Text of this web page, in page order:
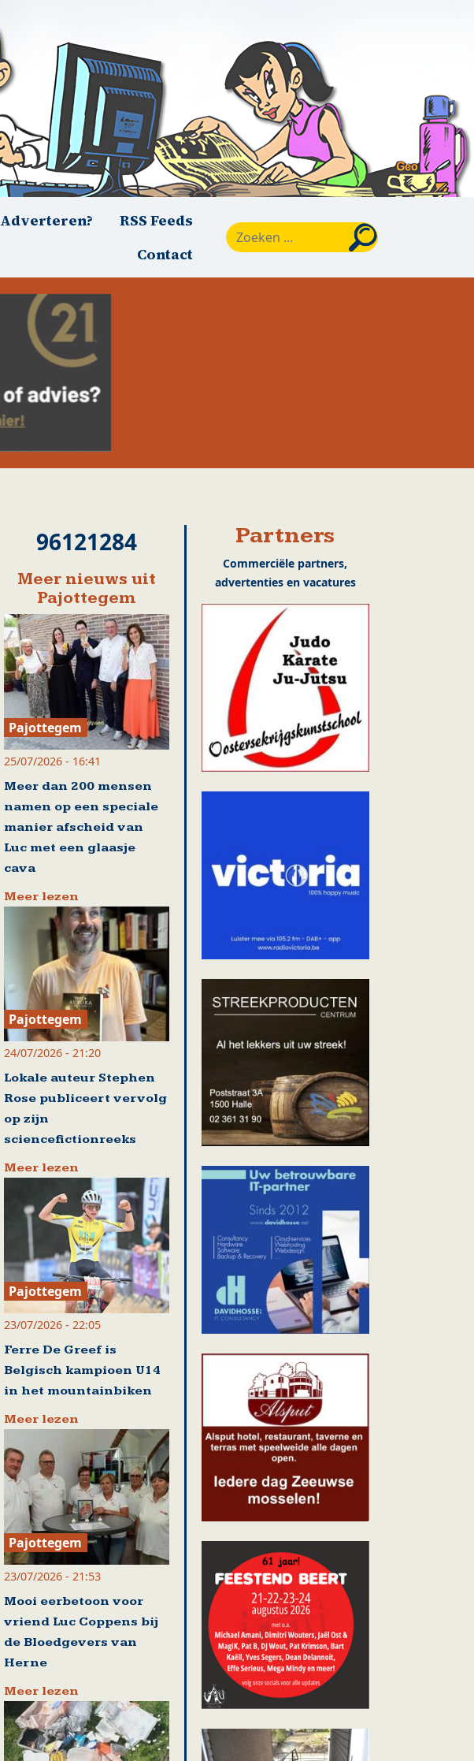
Adverteren?
RSS Feeds
Contact
96121284
Meer nieuws uit
Pajottegem
Pajottegem
25/07/2026 - 16:41
Meer dan 200 mensen
namen op een speciale
manier afscheid van
Luc met een glaasje
cava
Meer lezen
Pajottegem
24/07/2026 - 21:20
Lokale auteur Stephen
Rose publiceert vervolg
op zijn
sciencefictionreeks
Meer lezen
Pajottegem
23/07/2026 - 22:05
Ferre De Greef is
Belgisch kampioen U14
in het mountainbiken
Meer lezen
Pajottegem
23/07/2026 - 21:53
Mooi eerbetoon voor
vriend Luc Coppens bij
de Bloedgevers van
Herne
Meer lezen
Partners
Commerciële partners,
advertenties en vacatures